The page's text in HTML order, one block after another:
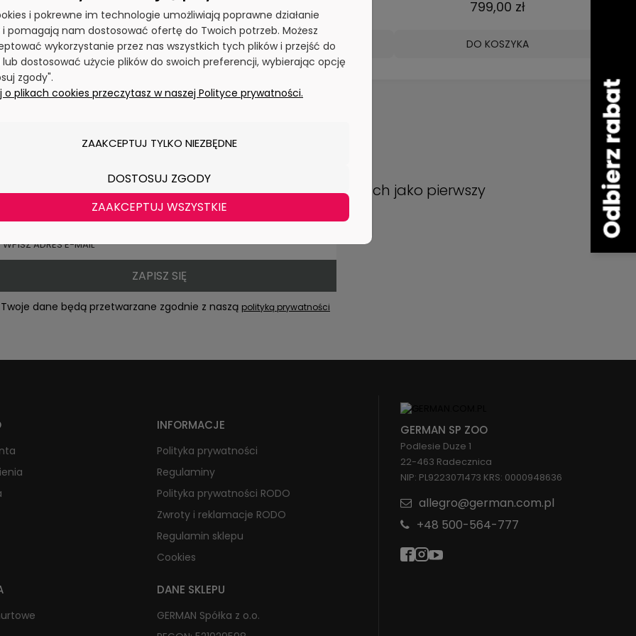
1 299,00 zł
DO KOSZYKA
1 599,00 zł
DO KOSZYKA
799,00 zł
DO KOSZYKA
NEWSLETTER
i otrzymuj powiadomienia o produktach i promocjach jako pierwszy
ZAPISZ SIĘ
Twoje dane będą przetwarzane zgodnie z naszą polityką prywatności
INFORMACJE
Polityka prywatności
Regulaminy
Polityka prywatności RODO
Zwroty i reklamacje RODO
Regulamin sklepu
Cookies
DANE SKLEPU
GERMAN Spółka z o.o.
GERMAN SP ZOO
Podlesie Duze 1
22-463 Radecznica
NIP: PL9223071473 KRS: 0000948636
allegro@german.com.pl
+48 500-564-777
i pokrewne im technologie umożliwiają poprawne działanie
pomagają nam dostosować ofertę do Twoich potrzeb. Możesz
wykorzystanie przez nas wszystkich tych plików i przejść do
lub dostosować użycie plików do swoich preferencji, wybierając opcję
zgody".
o plikach cookies przeczytasz w naszej Polityce prywatności.
ZAAKCEPTUJ TYLKO NIEZBĘDNE
DOSTOSUJ ZGODY
ZAAKCEPTUJ WSZYSTKIE